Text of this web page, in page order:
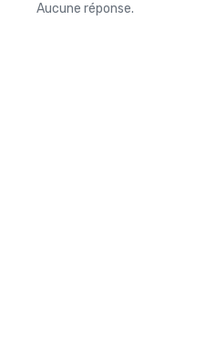
Aucune réponse.